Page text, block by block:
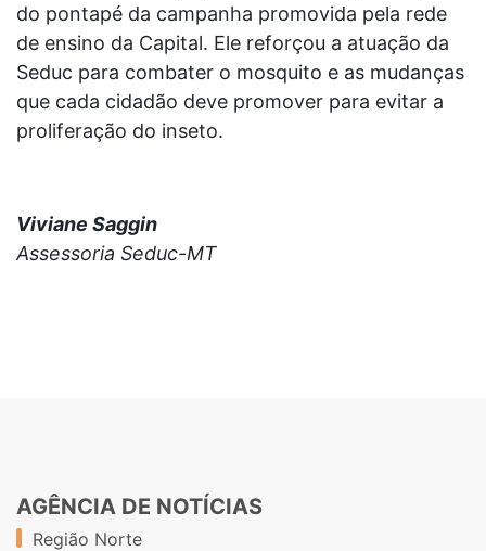
do pontapé da campanha promovida pela rede
de ensino da Capital. Ele reforçou a atuação da
Seduc para combater o mosquito e as mudanças
que cada cidadão deve promover para evitar a
proliferação do inseto.
Viviane Saggin
Assessoria Seduc-MT
AGÊNCIA DE NOTÍCIAS
Região Norte